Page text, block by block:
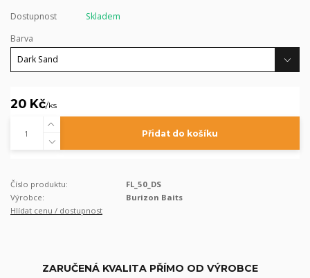
Dostupnost
Skladem
Barva
20 Kč/ks
Přidat do košíku
Číslo produktu:
FL_50_DS
Výrobce:
Burizon Baits
Hlídat cenu / dostupnost
ZARUČENÁ KVALITA PŘÍMO OD VÝROBCE